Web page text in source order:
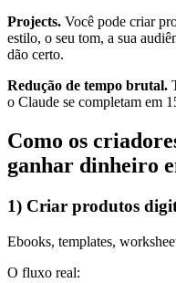
Projects. Você pode criar
estilo, o seu tom, a sua
dão certo.
Redução de tempo brutal.
o Claude se completam em
Como os
ganhar dinheiro
1) Criar produtos
Ebooks, templates,
O fluxo real: